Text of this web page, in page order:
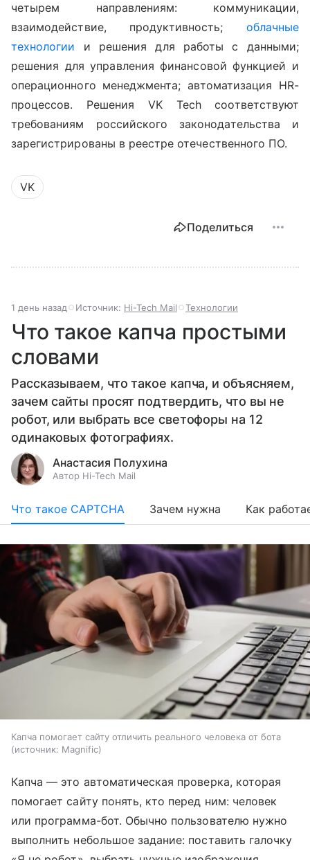
четырем направлениям: коммуникации,
взаимодействие, продуктивность; облачные
технологии и решения для работы с данными;
решения для управления финансовой функцией и
операционного менеджмента; автоматизация HR-
процессов. Решения VK Tech соответствуют
требованиям российского законодательства и
зарегистрированы в реестре отечественного ПО.
VK
Поделиться
1 день назад Источник: Hi-Tech Mail Технологии
Что такое капча простыми
словами
Рассказываем, что такое капча, и объясняем,
зачем сайты просят подтвердить, что вы не
робот, или выбрать все светофоры на 12
одинаковых фотографиях.
Анастасия Полухина
Автор Hi-Tech Mail
Что такое CAPTCHA Зачем нужна Как
Капча помогает сайту отличить реального человека от бота
источник: Magnific
Капча — это автоматическая проверка, которая
помогает сайту понять, кто перед ним: человек
или программа-бот. Обычно пользователю нужно
выполнить небольшое задание: поставить галочку